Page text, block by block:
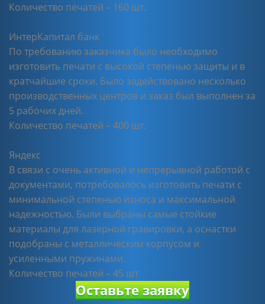
Количество печатей – 160 шт.
ИнтерКапитал банк
По требованию заказчика было необходимо
изготовить печати с высокой степенью защиты и в
кратчайшие сроки. Было задействовано несколько
производственных центров и заказ был выполнен за
5 рабочих дней.
Количество печатей – 400 шт.
Яндекс
В связи с очень активной и непрерывной работой с
документами, потребовалось изготовить печати с
минимальной степенью износа и максимальной
надежностью. Были выбраны самые стойкие
материалы для лазерной гравировки, а оснастки
подобраны с металлическим корпусом и
усиленными пружинами.
Количество печатей – 45 шт
Оставьте заявку